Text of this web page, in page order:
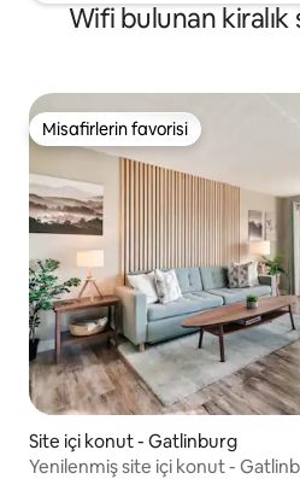
Wifi bulunan
Misafirlerin favorisi
Misafirlerin favorisi
Site içi konut - Gatlinburg
Yenilenmiş site içi konut -